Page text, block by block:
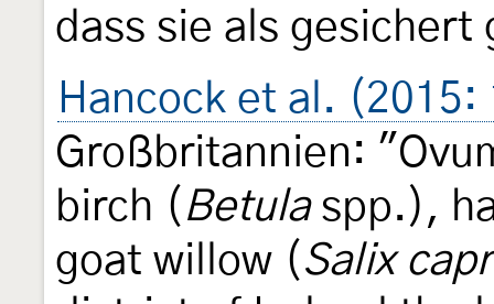
dass sie als gesichert
Hancock et al. (2015:
Großbritannien:
birch ( Betulaspp.),
goat willow ( Salix